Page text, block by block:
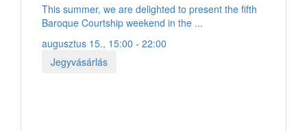
This summer, we are delighted to present the fifth
Baroque Courtship weekend in the ...
augusztus 15., 15:00 - 22:00
Jegyvásárlás